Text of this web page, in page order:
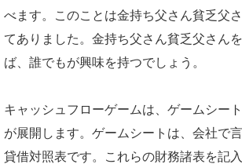
べます。このことは金持ち父さん貧乏父
てありました。金持ち父さん貧乏父さん
ば、誰でもが興味を持つでしょう。
キャッシュフローゲームは、ゲームシー
が展開します。ゲームシートは、会社で
貸借対照表です。これらの財務諸表を記